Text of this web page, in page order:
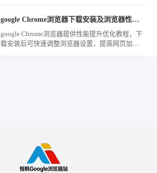
google Chrome浏览器下载安装及浏览器性能提升优化教程
google Chrome浏览器提供性能提升优化教程，下
载安装后可快速调整浏览器设置，提高网页加载